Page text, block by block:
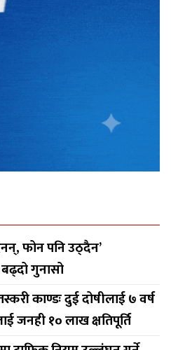
फोन पनि उठ्दैन’
गुनासो
काण्डः दुई दोषीलाई ७ वर्ष
जनही १० लाख क्षतिपूर्ति